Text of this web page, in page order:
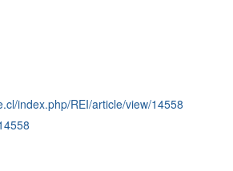
index.php/REI/article/view/14558